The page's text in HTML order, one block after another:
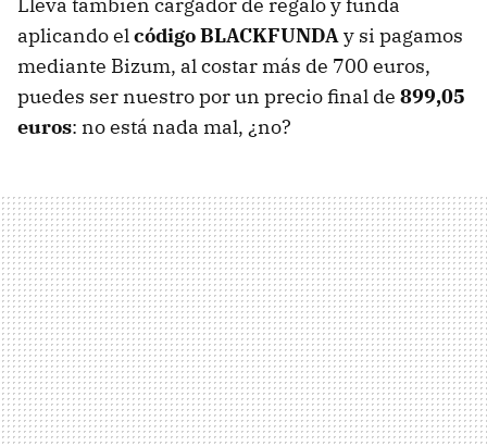
aplicando elcódigo BLACKFUNDAy si pagamos
mediante Bizum, al costar más de 700 euros,
puedes ser nuestro por un precio final de 899,05
euros: no está nada mal, ¿no?